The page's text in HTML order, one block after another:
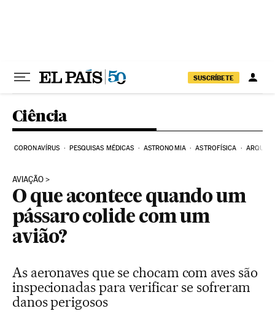
SUSCRÍBETE
Ciência
CORONAVÍRUS PESQUISAS MÉDICAS ASTRONOMIA ASTROFÍSICA
AVIAÇÃO
O que acontece quando um
pássaro colide com um
avião?
As aeronaves que se chocam com aves são
inspecionadas para verificar se sofreram
danos perigosos